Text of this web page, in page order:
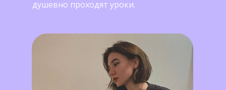
душевно проходят уроки.